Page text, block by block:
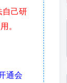
。
通会